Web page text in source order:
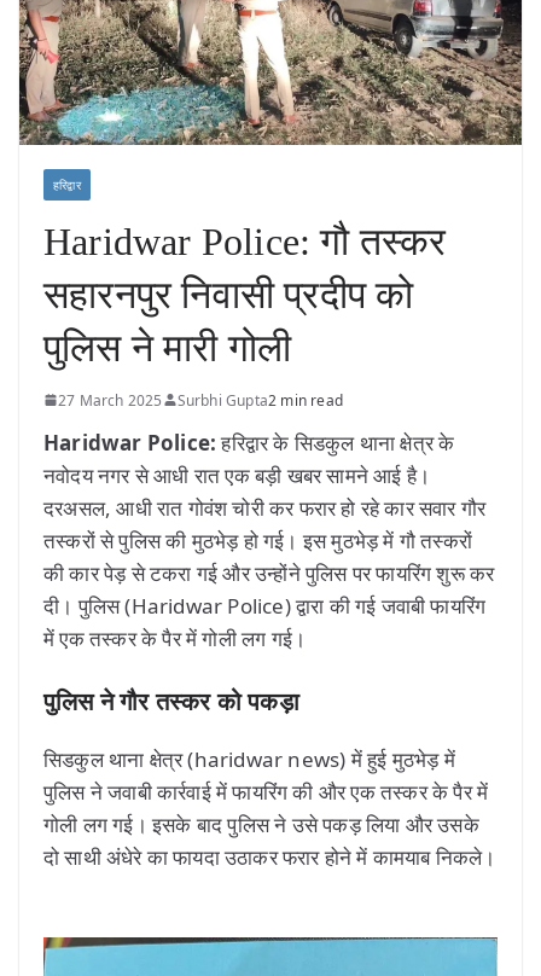
हरिद्वार
Haridwar Police: गौ तस्कर
सहारनपुर निवासी प्रदीप को
पुलिस ने मारी गोली
27 March 2025 Surbhi Gupta2 min read
Haridwar Police:हरिद्वार के सिडकुल थाना क्षेत्र के
नवोदय नगर से आधी रात एक बड़ी खबर सामने आई है।
दरअसल, आधी रात गोवंश चोरी कर फरार हो रहे कार सवार गौर
तस्करों से पुलिस की मुठभेड़ हो गई। इस मुठभेड़ में गौ तस्करों
की कार पेड़ से टकरा गई और उन्होंने पुलिस पर फायरिंग शुरू कर
दी। पुलिस (Haridwar Police) द्वारा की गई जवाबी फायरिंग
में एक तस्कर के पैर में गोली लग गई।
पुलिस ने गौर तस्कर को पकड़ा
सिडकुल थाना क्षेत्र (haridwar news) में हुई मुठभेड़ में
पुलिस ने जवाबी कार्रवाई में फायरिंग की और एक तस्कर के पैर में
गोली लग गई। इसके बाद पुलिस ने उसे पकड़ लिया और उसके
दो साथी अंधेरे का फायदा उठाकर फरार होने में कामयाब निकले।